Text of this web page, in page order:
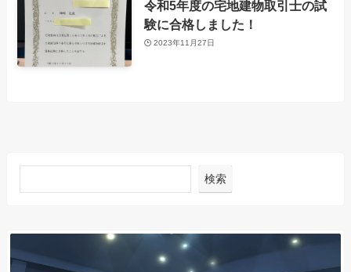
令和5年度の宅地建物取引士の試
験に合格しました！
2023年11月27日
検索